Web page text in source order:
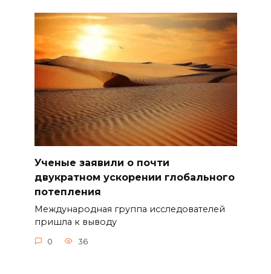
Ученые заявили о почти
двукратном ускорении глобального
потепления
Международная группа исследователей
пришла к выводу
0 36